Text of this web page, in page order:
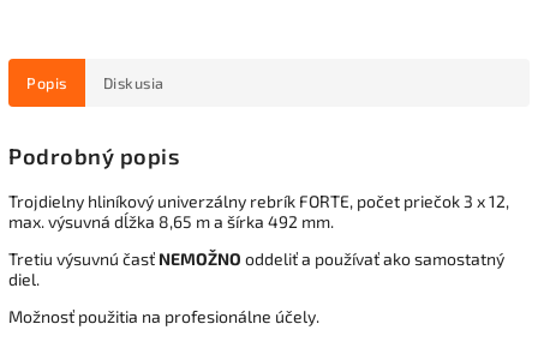
Popis Diskusia
Podrobný popis
Trojdielny hliníkový univerzálny rebrík FORTE, počet priečok 3 x 12,
max. výsuvná dĺžka 8,65 m a šírka 492 mm.
Tretiu výsuvnú časť NEMOŽNO oddeliť a používať ako samostatný
diel.
Možnosť použitia na profesionálne účely.